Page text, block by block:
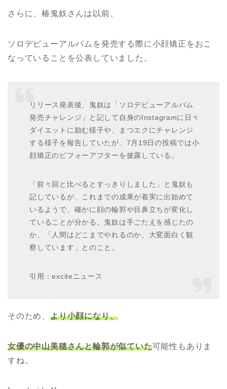
さらに、椿鬼奴さんは以前、
ソロデビューアルバムを発売する際に小顔矯正をおこ
なっていることを公表していました。
リリース発表後、鬼奴は「ソロデビューアルバム
発売チャレンジ」と記して自身のInstagramに日々
ダイエットに励む様子や、まつエクにチャレンジ
する様子を報告していたが、7月19日の投稿では小
顔矯正のビフォーアフターを披露している。
「前々回と比べるとすっきりしました」と鬼奴も
記しているが、これまでの成果が着実に出始めて
いるようで、確かに顔の輪郭や目鼻立ちが変化し
ていることが分かる。鬼奴は手ごたえを感じたの
か、「人間はどこまでやれるのか、大変面白く観
察しています」とのこと。
引用：exciteニュース
そのため、 より小顔になり、
女優の中山美穂さんと輪郭が似ていた可能性もありま
すね。